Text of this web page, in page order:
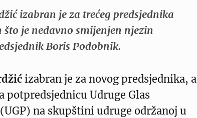
izabran je za trećeg predsjednika
što je nedavno smijenjen njezin
Boris Podobnik.
izabran je za novog predsjednika, a
potpredsjednicu Udruge Glas
na skupštini udruge održanoj u